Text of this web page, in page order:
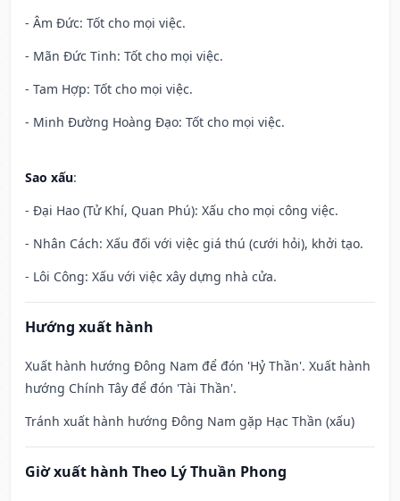
- Âm Đức: Tốt cho mọi việc.
- Mãn Đức Tinh: Tốt cho mọi việc.
- Tam Hợp: Tốt cho mọi việc.
- Minh Đường Hoàng Đạo: Tốt cho mọi việc.
Sao xấu:
- Đại Hao (Tử Khí, Quan Phú): Xấu cho mọi công việc.
- Nhân Cách: Xấu đối với việc giá thú (cưới hỏi), khởi tạo.
- Lôi Công: Xấu với việc xây dựng nhà cửa.
Hướng xuất hành
Xuất hành hướng Đông Nam để đón 'Hỷ Thần'. Xuất hành
hướng Chính Tây để đón 'Tài Thần'.
Tránh xuất hành hướng Đông Nam gặp Hạc Thần (xấu)
Giờ xuất hành Theo Lý Thuần Phong